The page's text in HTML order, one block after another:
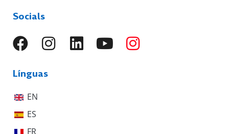
Socials
Línguas
EN
ES
FR